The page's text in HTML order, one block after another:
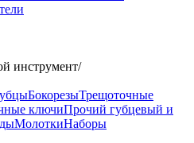
инструмент/
БокорезыТрещоточные
ключиПрочий губцевый и
МолоткиНаборы